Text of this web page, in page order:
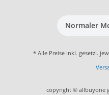
Normaler
* Alle Preise inkl. gesetzl.
copyright © allbuyone